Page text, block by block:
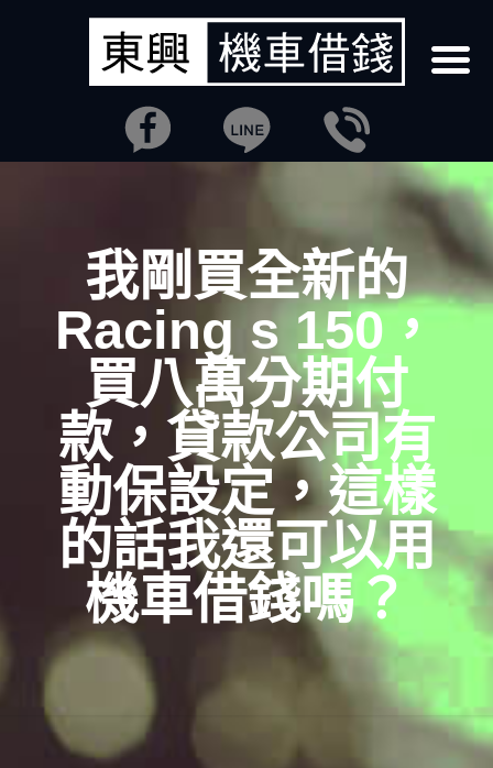
我剛買全新的
Racing s 150，
買八萬分期付
款，貸款公司有
動保設定，這樣
的話我還可以用
機車借錢嗎？